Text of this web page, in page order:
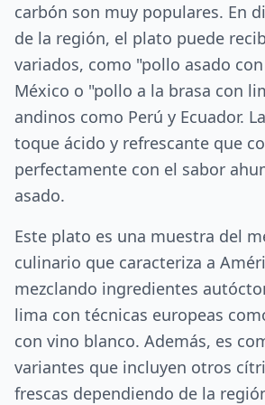
carbón son muy populares. En
de la región, el plato puede
variados, como "pollo asado
México o "pollo a la brasa con
andinos como Perú y Ecuador.
toque ácido y refrescante que
perfectamente con el sabor
asado.
Este plato es una muestra del
culinario que caracteriza a
mezclando ingredientes
lima con técnicas europeas
con vino blanco. Además, es
variantes que incluyen otros
frescas dependiendo de la